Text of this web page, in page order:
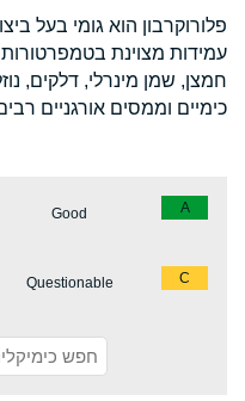
פלורוקרבון הוא גומי בעל
עמידות מצוינת בטמפרטורות
חמצן, שמן מינרלי, דלקים,
כימיים וממסים אורגניים
A
Good
C
Questionable